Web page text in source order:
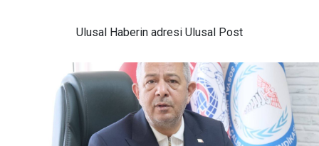
Ulusal Haberin adresi Ulusal Post